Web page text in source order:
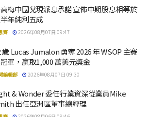
梅中國兌現派息承諾 宣佈中期股息相等於
年純利五成
齊 2026年08月07日 09:47
歲 Lucas Jumalon 勇奪 2026 年 WSOP 主賽
軍，贏取1,000 萬美元獎金
編輯部 2026年08月07日 09:30
& Wonder 委任行業資深從業員Mike
出任亞洲區董事總經理